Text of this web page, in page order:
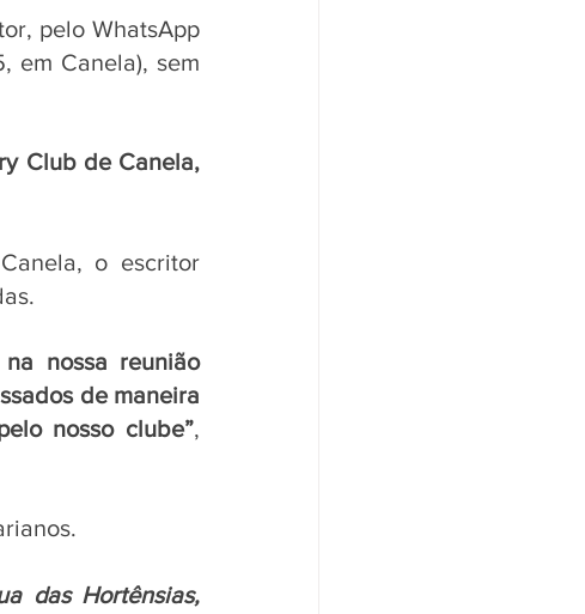
pelo WhatsApp
em Canela), sem
Club de Canela,
o escritor
nossa reunião
de maneira
nosso clube”
das Hortênsias,